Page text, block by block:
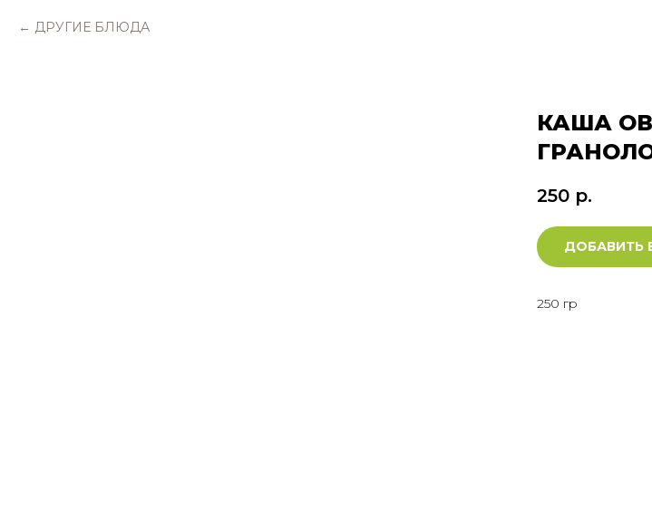
ДРУГИЕ БЛЮДА
КАША
250 р.
ДОБАВИТЬ
250 гр